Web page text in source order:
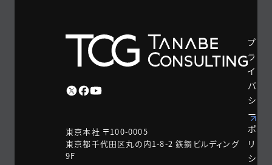
東京本社 〒100-0005
東京都千代田区丸の内1-8-2 鉃鋼ビルディング
9F
プ
ラ
イ
バ
シ
ー
ポ
リ
シ